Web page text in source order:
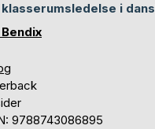
klasserumsledelse i
9788743086895